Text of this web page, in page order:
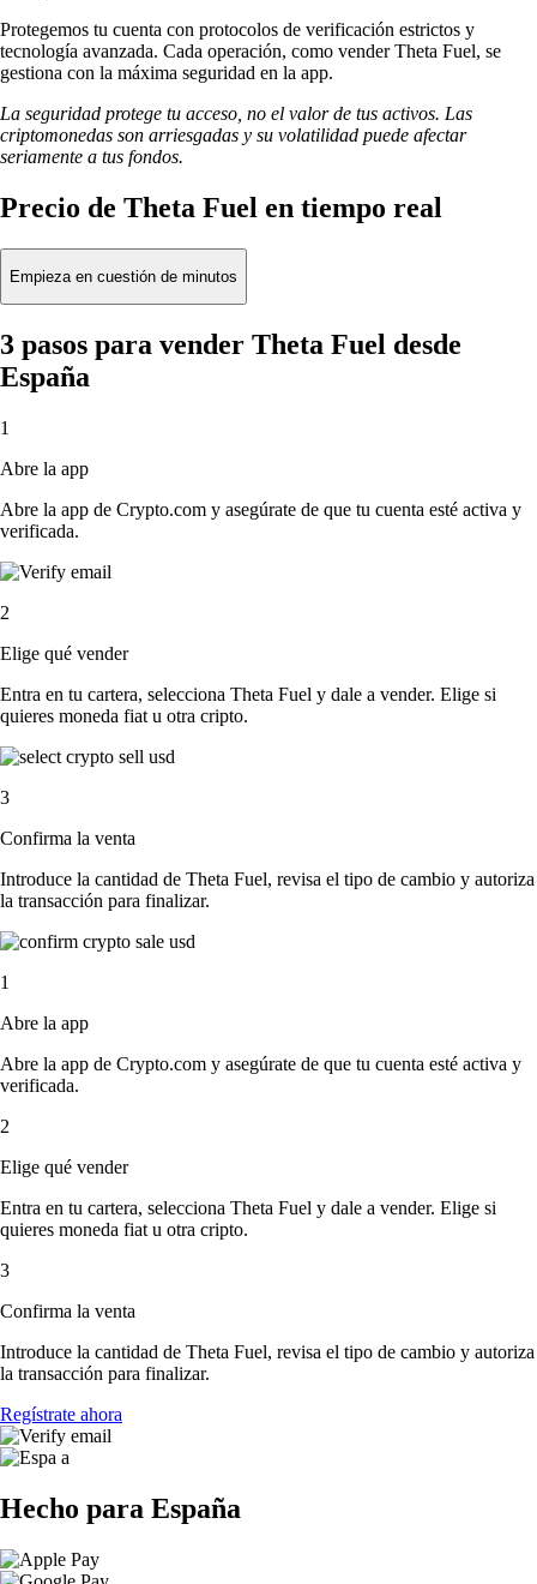
Protegemos tu cuenta con protocolos de verificación estrictos y
tecnología avanzada. Cada operación, como vender Theta Fuel, se
gestiona con la máxima seguridad en la app.
La seguridad protege tu acceso, no el valor de tus activos. Las
criptomonedas son arriesgadas y su volatilidad puede afectar
seriamente a tus fondos.
Precio de Theta Fuel en tiempo real
Empieza en cuestión de minutos
3 pasos para vender Theta Fuel desde
España
1
Abre la app
Abre la app de Crypto.com y asegúrate de que tu cuenta esté activa y
verificada.
2
Elige qué vender
Entra en tu cartera, selecciona Theta Fuel y dale a vender. Elige si
quieres moneda fiat u otra cripto.
3
Confirma la venta
Introduce la cantidad de Theta Fuel, revisa el tipo de cambio y autoriza
la transacción para finalizar.
1
Abre la app
Abre la app de Crypto.com y asegúrate de que tu cuenta esté activa y
verificada.
2
Elige qué vender
Entra en tu cartera, selecciona Theta Fuel y dale a vender. Elige si
quieres moneda fiat u otra cripto.
3
Confirma la venta
Introduce la cantidad de Theta Fuel, revisa el tipo de cambio y autoriza
la transacción para finalizar.
Regístrate ahora
Hecho para España